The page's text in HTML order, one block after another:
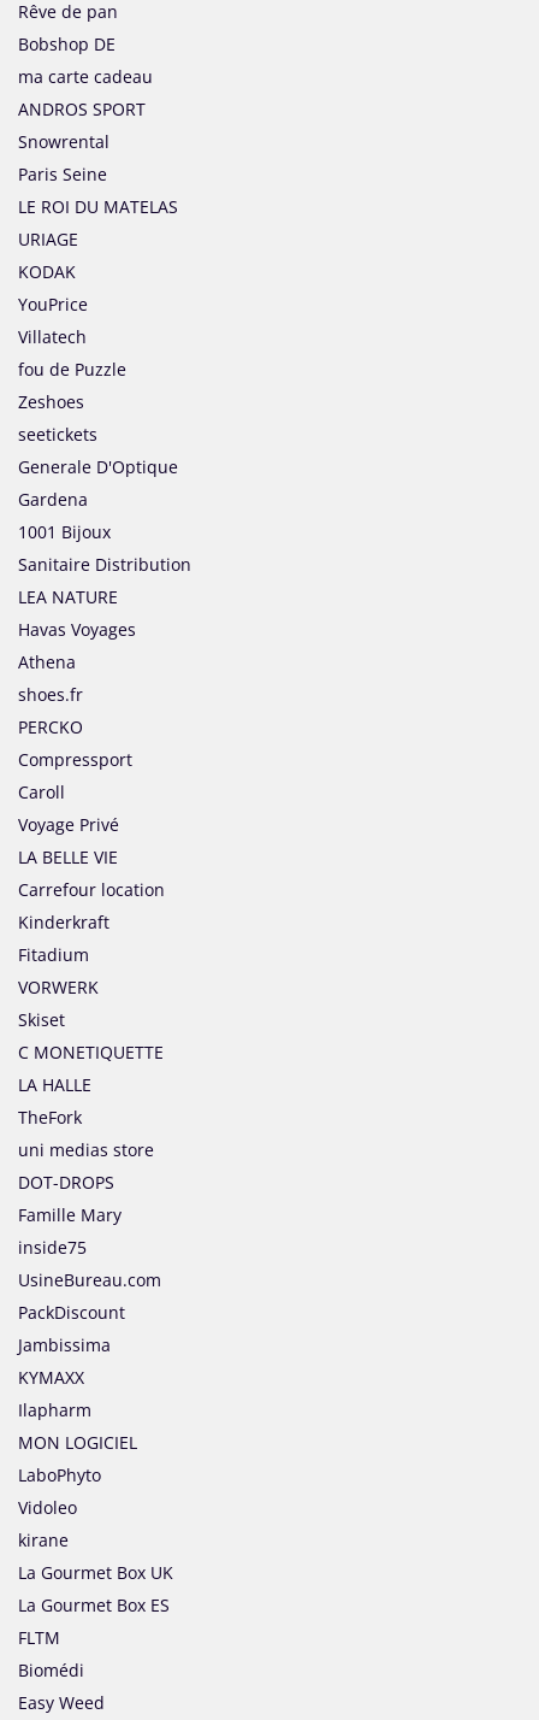
Rêve de pan
Bobshop DE
ma carte cadeau
ANDROS SPORT
Snowrental
Paris Seine
LE ROI DU MATELAS
URIAGE
KODAK
YouPrice
Villatech
fou de Puzzle
Zeshoes
seetickets
Generale D'Optique
Gardena
1001 Bijoux
Sanitaire Distribution
LEA NATURE
Havas Voyages
Athena
shoes.fr
PERCKO
Compressport
Caroll
Voyage Privé
LA BELLE VIE
Carrefour location
Kinderkraft
Fitadium
VORWERK
Skiset
C MONETIQUETTE
LA HALLE
TheFork
uni medias store
DOT-DROPS
Famille Mary
inside75
UsineBureau.com
PackDiscount
Jambissima
KYMAXX
Ilapharm
MON LOGICIEL
LaboPhyto
Vidoleo
kirane
La Gourmet Box UK
La Gourmet Box ES
FLTM
Biomédi
Easy Weed